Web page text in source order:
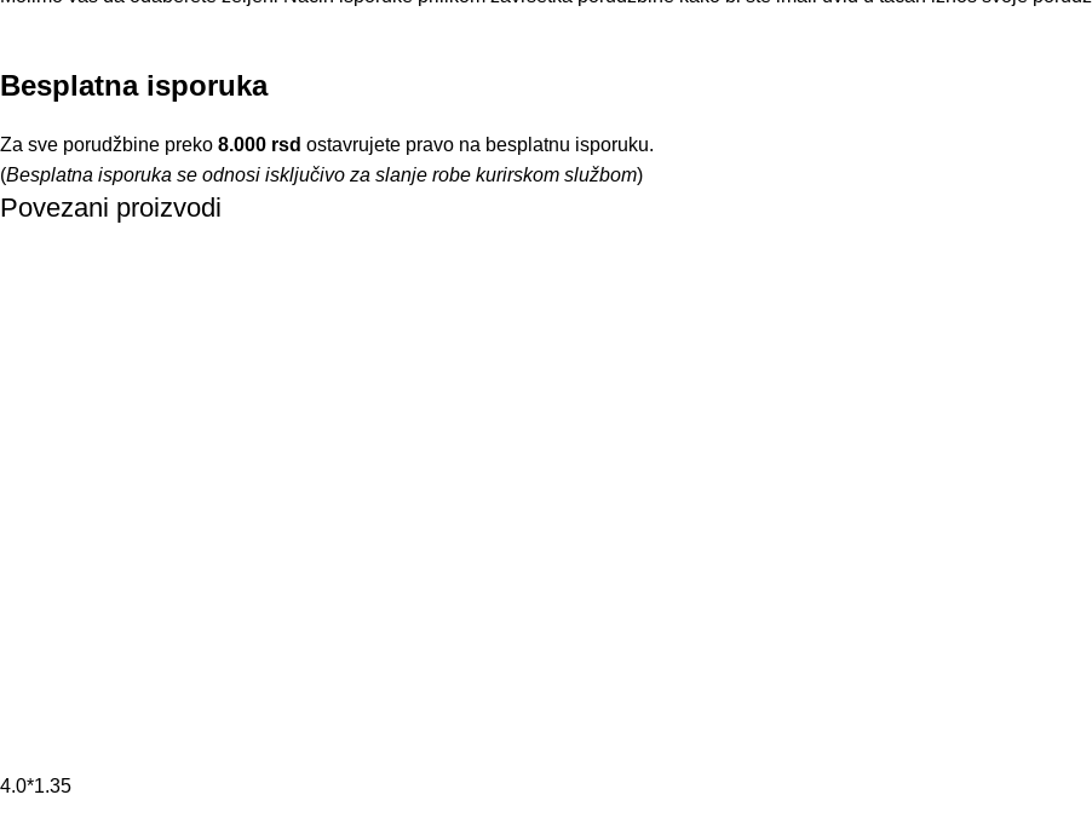
Besplatna isporuka
Za sve porudžbine preko 8.000 rsd ostavrujete pravo na besplatnu isporuku.
(Besplatna isporuka se odnosi isključivo za slanje robe kurirskom službom)
Povezani proizvodi
4.0*1.35